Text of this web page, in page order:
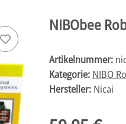
NIBObee
Artikelnummer:
Kategorie: NIBO
Hersteller: Nicai